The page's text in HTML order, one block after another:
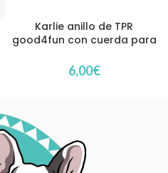
Karlie anillo de TPR
good4fun con cuerda para
6,00€